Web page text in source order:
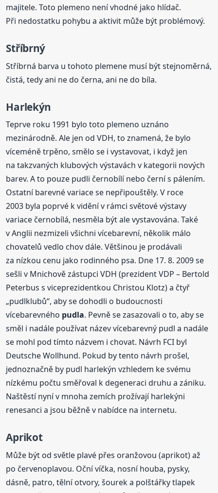
majitele. Toto plemeno není vhodné jako hlídač.
Při nedostatku pohybu a aktivit může být problémový.
Stříbrný
Stříbrná barva u tohoto plemene musí být stejnoměrná,
čistá, tedy ani ne do černa, ani ne do bíla.
Harlekýn
Teprve roku 1991 bylo toto plemeno uznáno
mezinárodně. Ale jen od VDH, to znamená, že bylo
víceméně trpěno, smělo se i vystavovat, i když jen
na takzvaných klubových výstavách v kategorii nových
barev. A to pouze pudli černobílí nebo černí s pálením.
Ostatní barevné variace se nepřipouštěly. V roce
2003 byla poprvé k vidění v rámci světové výstavy
variace černobílá, nesměla být ale vystavována. Také
v Anglii nezmizeli všichni vícebarevní, několik málo
chovatelů vedlo chov dále. Většinou je prodávali
za nízkou cenu jako rodinného psa. Dne 17. 8. 2009 se
sešli v Mnichově zástupci VDH (prezident VDP – Bertold
Peterbus s viceprezidentkou Christou Klotz) a čtyř
„pudlklubů“, aby se dohodli o budoucnosti
vícebarevného pudla. Pevně se zasazovali o to, aby se
směl i nadále používat název vícebarevný pudl a nadále
se mohl pod tímto názvem i chovat. Návrh FCI byl
Deutsche Wollhund. Pokud by tento návrh prošel,
jednoznačně by pudl harlekýn vzhledem ke svému
nízkému počtu směřoval k degeneraci druhu a zániku.
Naštěstí nyní v mnoha zemích prožívají harlekýni
renesanci a jsou běžně v nabídce na internetu.
Aprikot
Může být od světle plavé přes oranžovou (aprikot) až
po červenoplavou. Oční víčka, nosní houba, pysky,
dásně, patro, tělní otvory, šourek a polštářky tlapek